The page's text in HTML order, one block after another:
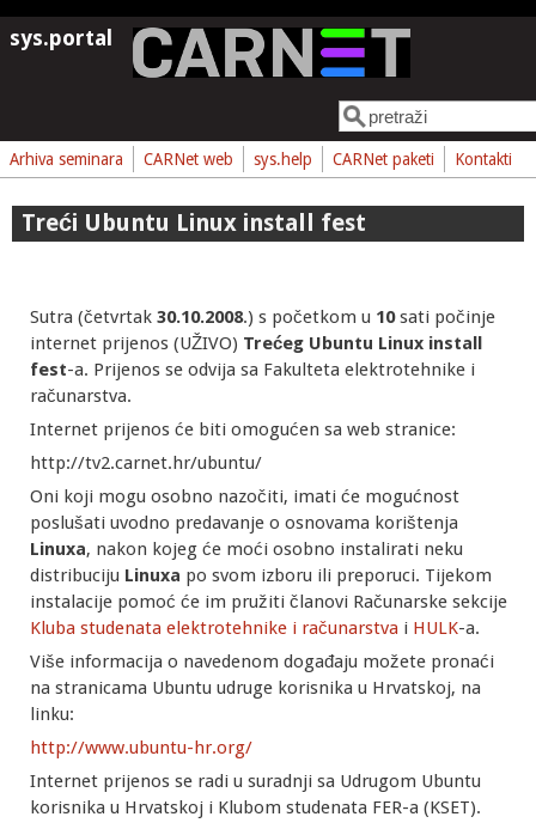
Skoči na glavni sadržaj
sys.portal
Obrazac pretrage
Pretraga
Arhiva seminara CARNet web sys.help CARNet paketi Kontakti
Treći Ubuntu Linux install fest
Sutra (četvrtak 30.10.2008.) s početkom u 10sati počinje
internet prijenos (UŽIVO) Trećeg Ubuntu Linux install
fest-a. Prijenos se odvija sa Fakulteta elektrotehnike i
računarstva.
Internet prijenos će biti omogućen sa web stranice:
http://tv2.carnet.hr/ubuntu/
Oni koji mogu osobno nazočiti, imati će mogućnost
poslušati uvodno predavanje o osnovama korištenja
Linuxa, nakon kojeg će moći osobno instalirati neku
distribuciju Linuxa po svom izboru ili preporuci. Tijekom
instalacije pomoć će im pružiti članovi Računarske sekcije
Kluba studenata elektrotehnike i računarstva i HULK-a.
Više informacija o navedenom događaju možete pronaći
na stranicama Ubuntu udruge korisnika u Hrvatskoj, na
linku:
http://www.ubuntu-hr.org/
Internet prijenos se radi u suradnji sa Udrugom Ubuntu
korisnika u Hrvatskoj i Klubom studenata FER-a (KSET).